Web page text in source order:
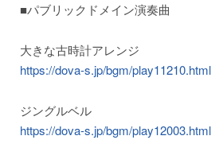
■パブリックドメイン演奏曲
大きな古時計アレンジ
https://dova-s.jp/bgm/play11210.html
ジングルベル
https://dova-s.jp/bgm/play12003.html